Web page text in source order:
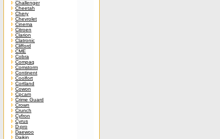
Challenger
Cheetah
Chery
Chevrolet
Cinema
Citroen
Clarion
Clatronic
Clifford
CME
Cobra
Compaq
Comstorm
Continent
Coolfort
Cortland
Cowon
Cpcam
Crime Guard
Crown
Crunch
Cyfron
Cyrus
D-pro
Daewoo
Daikin